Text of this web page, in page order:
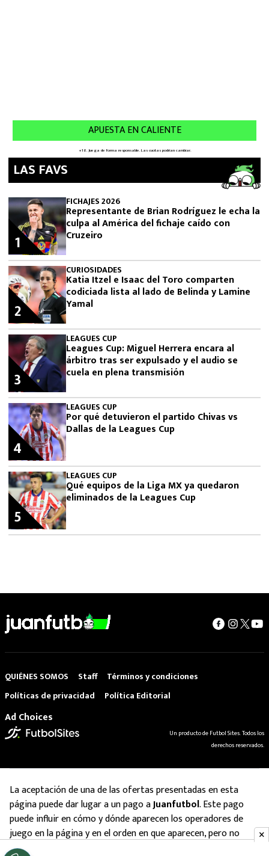
LAS FAVS
FICHAJES 2026
Representante de Brian Rodríguez le echa la
culpa al América del fichaje caído con
Cruzeiro
1
CURIOSIDADES
Katia Itzel e Isaac del Toro comparten
codiciada lista al lado de Belinda y Lamine
Yamal
2
LEAGUES CUP
Leagues Cup: Miguel Herrera encara al
árbitro tras ser expulsado y el audio se
cuela en plena transmisión
3
LEAGUES CUP
Por qué detuvieron el partido Chivas vs
Dallas de la Leagues Cup
4
LEAGUES CUP
Qué equipos de la Liga MX ya quedaron
eliminados de la Leagues Cup
5
QUIÉNES SOMOS Staff
Términos y condiciones
Políticas de privacidad
Política Editorial
Ad Choices
Un producto de Futbol Sites. Todos los
derechos reservados.
La aceptación de una de las ofertas presentadas en esta
página puede dar lugar a un pago aJuanfutbol. Este pago
puede influir en cómo y dónde aparecen los operadores de
juego en la página y en el orden en que aparecen, pero no
influye en nuestras evaluaciones.